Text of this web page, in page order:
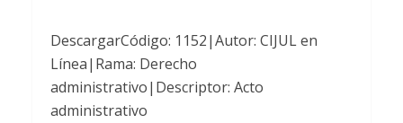
DescargarCódigo: 1152|Autor: CIJUL en
Línea|Rama: Derecho
administrativo|Descriptor: Acto
administrativo